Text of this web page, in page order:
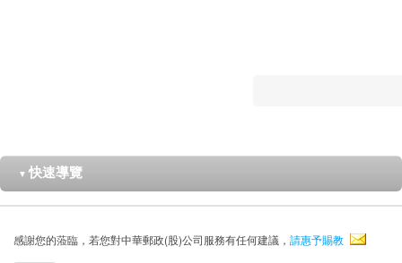
▼ 快速導覽
感謝您的蒞臨，若您對中華郵政(股)公司服務有任何建議， 請惠予賜教